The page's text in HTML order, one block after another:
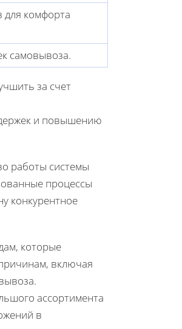
комфорта
самовывоза.
за счет
и повышению
работы системы
процессы
конкурентное
которые
включая
ассортимента
в